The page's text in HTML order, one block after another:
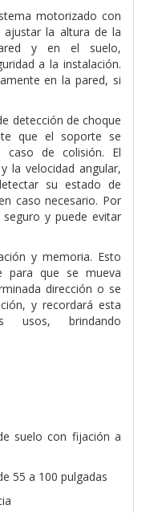
motorizado con
la altura de la
y en el suelo,
a la instalación.
en la pared, si
detección de choque
que el soporte se
caso de colisión. El
la velocidad angular,
su estado de
caso necesario. Por
y puede evitar
y memoria. Esto
para que se mueva
dirección o se
y recordará esta
usos, brindando
suelo con fijación a
55 a 100 pulgadas